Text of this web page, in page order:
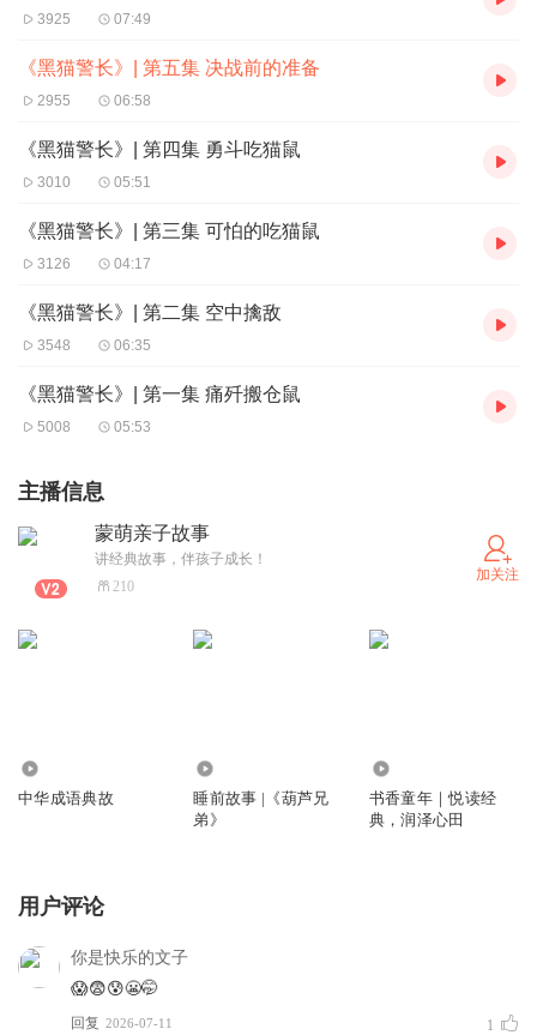
3925 07:49
《黑猫警长》| 第五集 决战前的准备
2955 06:58
《黑猫警长》| 第四集 勇斗吃猫鼠
3010 05:51
《黑猫警长》| 第三集 可怕的吃猫鼠
3126 04:17
《黑猫警长》| 第二集 空中擒敌
3548 06:35
《黑猫警长》| 第一集 痛歼搬仓鼠
5008 05:53
主播信息
蒙萌亲子故事
讲经典故事，伴孩子成长！
210
加关注
中华成语典故
睡前故事 |《葫芦兄
弟》
书香童年｜悦读经
典，润泽心田
用户评论
你是快乐的文子
😱😨😰😬🤭
回复 2026-07-11 1